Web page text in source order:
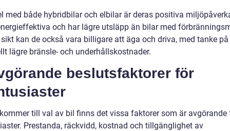
med både hybridbilar och elbilar är deras positiva
och har lägre utsläpp än bilar med
kan de också vara billigare att äga och driva, med tanke på
lägre bränsle- och underhållskostnader.
beslutsfaktorer för
till val av bil finns det vissa faktorer som är avgörande
Prestanda, räckvidd, kostnad och tillgänglighet av